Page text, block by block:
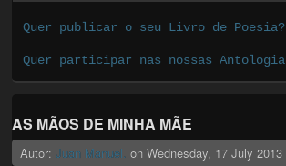
Quer publicar o seu Livro de Poesia?
Quer participar nas nossas
AS MÃOS DE MINHA MÃE
Autor:Juan Manuel. onWednesday, 17 July 2013